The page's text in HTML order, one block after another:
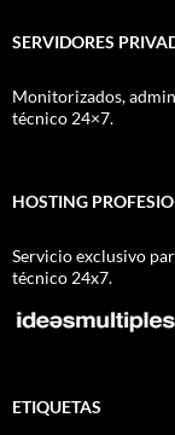
SERVIDORES
Monitorizados,
técnico 24×7.
HOSTING
Servicio exclusivo
técnico 24x7.
ETIQUETAS